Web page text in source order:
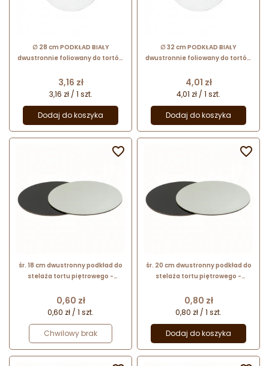
∅ 28 cm PODKŁAD BIAŁY
dwustronnie foliowany do tortów
Cena
3,16 zł
3,16 zł / 1 szt.
Dodaj do koszyka
∅ 32 cm PODKŁAD BIAŁY
dwustronnie foliowany do tortów
Cena
4,01 zł
4,01 zł / 1 szt.
Dodaj do koszyka
śr. 18 cm dwustronny podkład do
stelaża tortu piętrowego -
biało-czarna
Cena
0,60 zł
0,60 zł / 1 szt.
Chwilowy brak

śr. 20 cm dwustronny podkład do
stelaża tortu piętrowego -
biało-czarna
Cena
0,80 zł
0,80 zł / 1 szt.
Dodaj do koszyka
